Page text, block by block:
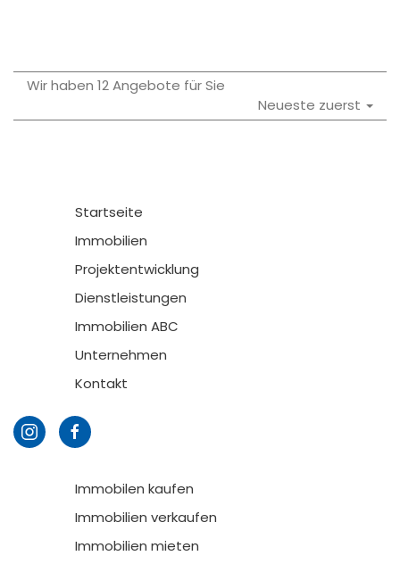
Wir haben 12 Angebote für Sie
Neueste zuerst
Startseite
Immobilien
Projektentwicklung
Dienstleistungen
Immobilien ABC
Unternehmen
Kontakt
Immobilen kaufen
Immobilien verkaufen
Immobilien mieten